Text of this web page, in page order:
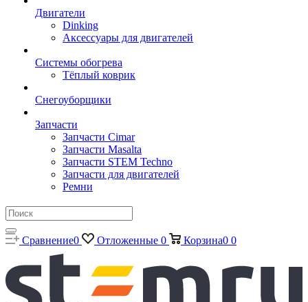
Двигатели
Dinking
Аксессуары для двигателей
Системы обогрева
Тёплый коврик
Снегоуборщики
Запчасти
Запчасти Cimar
Запчасти Masalta
Запчасти STEM Techno
Запчасти для двигателей
Ремни
Сравнение0 Отложенные 0 Корзина0 0